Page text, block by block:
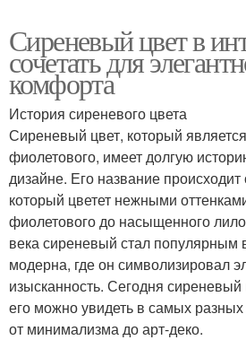
Сиреневый цвет в
сочетать для
комфорта
История сиреневого цвета
Сиреневый цвет, который
фиолетового, имеет долгую
дизайне. Его название происходит
который цветет нежными
фиолетового до насыщенного
века сиреневый стал популярным
модерна, где он символизировал
изысканность. Сегодня
его можно увидеть в самых
от минимализма до арт-деко.